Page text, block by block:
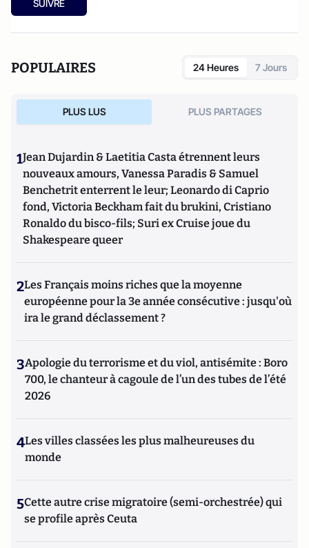
chez Pearson). Son site :
SUIVRE
POPULAIRES 24 Heures 7 Jours
PLUS LUS PLUS PARTAGES
1Jean Dujardin & Laetitia Casta étrennent leurs
nouveaux amours, Vanessa Paradis & Samuel
Benchetrit enterrent le leur; Leonardo di Caprio
fond, Victoria Beckham fait du brukini, Cristiano
Ronaldo du bisco-fils; Suri ex Cruise joue du
Shakespeare queer
2Les Français moins riches que la moyenne
européenne pour la 3e année consécutive : jusqu'où
ira le grand déclassement ?
3Apologie du terrorisme et du viol, antisémite : Boro
700, le chanteur à cagoule de l’un des tubes de l’été
2026
4Les villes classées les plus malheureuses du
monde
5Cette autre crise migratoire (semi-orchestrée) qui
se profile après Ceuta